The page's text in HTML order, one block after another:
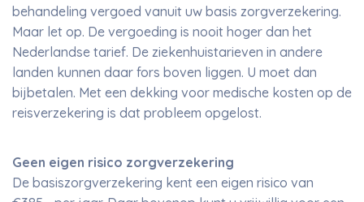
behandeling vergoed vanuit uw basis zorgverzekering.
Maar let op. De vergoeding is nooit hoger dan het
Nederlandse tarief. De ziekenhuistarieven in andere
landen kunnen daar fors boven liggen. U moet dan
bijbetalen. Met een dekking voor medische kosten op de
reisverzekering is dat probleem opgelost.
Geen eigen risico zorgverzekering
De basiszorgverzekering kent een eigen risico van